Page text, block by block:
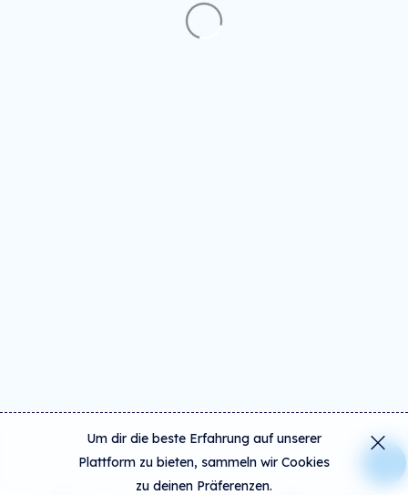
Um dir die beste Erfahrung auf unserer
Plattform zu bieten, sammeln wir Cookies
zu deinen Präferenzen.